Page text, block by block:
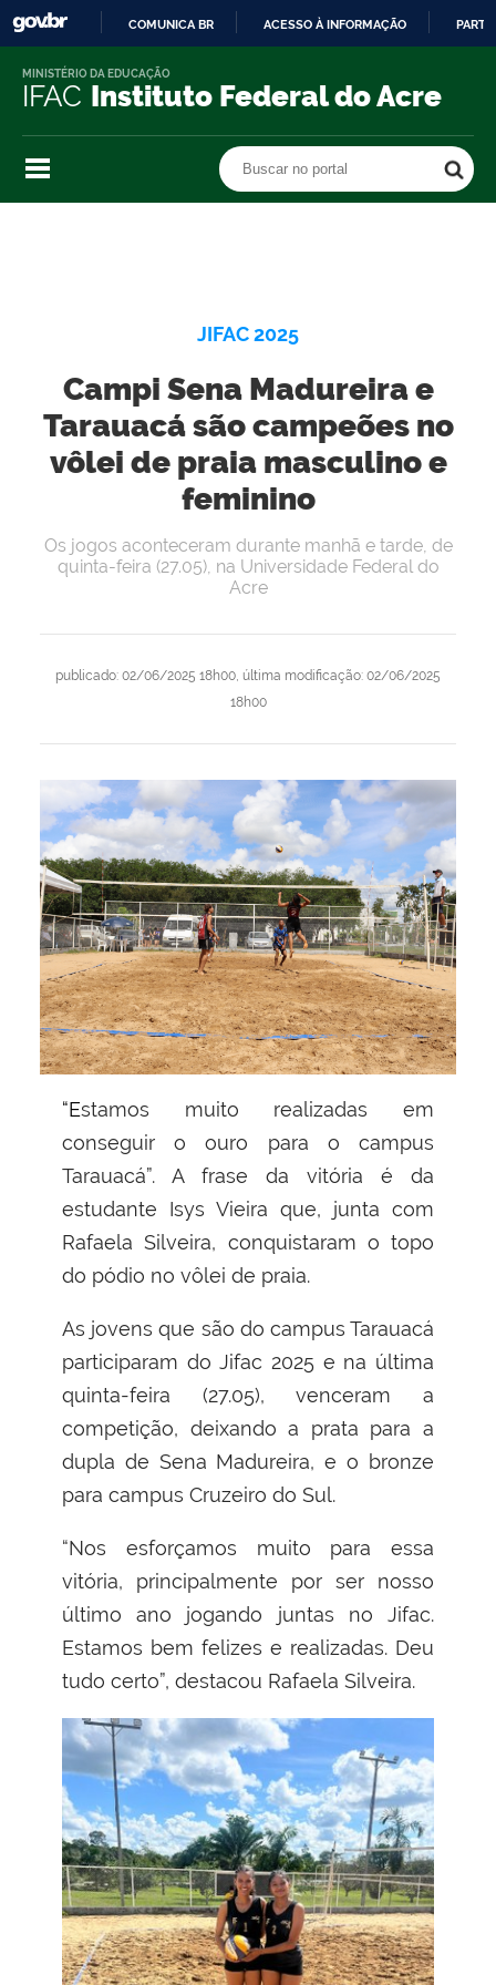
O
COMUNICA BR ACESSO À INFORMAÇÃO
IFAC Instituto Federal do Acre
MINISTÉRIO DA EDUCAÇÃO
Buscar no portal
JIFAC 2025
Campi Sena Madureira e
Tarauacá são campeões no
vôlei de praia masculino e
feminino
publicado: 02/06/2025 18h00, última modificação: 02/06/2025
18h00
Os jogos aconteceram durante manhã e tarde, de
quinta-feira (27.05), na Universidade Federal do
Acre
“Estamos muito realizadas em
conseguir o ouro para o campus
Tarauacá”. A frase da vitória é da
estudante Isys Vieira que, junta com
Rafaela Silveira, conquistaram o topo
do pódio no vôlei de praia.
As jovens que são do campus Tarauacá
participaram do Jifac 2025 e na última
quinta-feira (27.05), venceram a
competição, deixando a prata para a
dupla de Sena Madureira, e o bronze
para campus Cruzeiro do Sul.
“Nos esforçamos muito para essa
vitória, principalmente por ser nosso
último ano jogando juntas no Jifac.
Estamos bem felizes e realizadas. Deu
tudo certo”, destacou Rafaela Silveira.